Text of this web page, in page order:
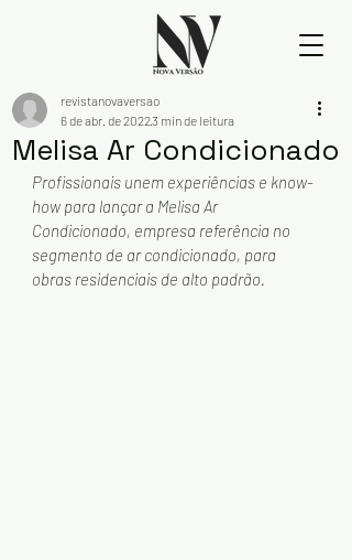
Melisa Ar Condicionado
revistanovaversao
6 de abr. de 20223 min de leitura
Profissionais unem experiências e know-
how para lançar a Melisa Ar
Condicionado, empresa referência no
segmento de ar condicionado, para
obras residenciais de alto padrão.